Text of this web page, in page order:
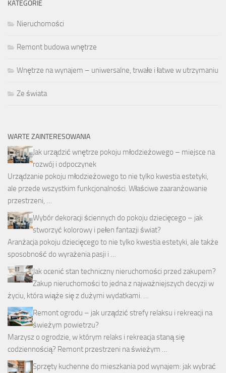
KATEGORIE
Nieruchomości
Remont budowa wnętrze
Wnętrze na wynajem – uniwersalne, trwałe i łatwe w utrzymaniu
Ze świata
WARTE ZAINTERESOWANIA
Jak urządzić wnętrze pokoju młodzieżowego – miejsce na
rozwój i odpoczynek
Urządzanie pokoju młodzieżowego to nie tylko kwestia estetyki,
ale przede wszystkim funkcjonalności. Właściwe zaaranżowanie
przestrzeni, …
Wybór dekoracji ściennych do pokoju dziecięcego – jak
stworzyć kolorowy i pełen fantazji świat?
Aranżacja pokoju dziecięcego to nie tylko kwestia estetyki, ale także
sposobność do wyrażenia pasji i …
Jak ocenić stan techniczny nieruchomości przed zakupem?
Zakup nieruchomości to jedna z najważniejszych decyzji w
życiu, która wiąże się z dużymi wydatkami. …
Remont ogrodu – jak urządzić strefy relaksu i rekreacji na
świeżym powietrzu?
Marzysz o ogrodzie, w którym relaks i rekreacja staną się
codziennością? Remont przestrzeni na świeżym …
Sprzęty kuchenne do mieszkania pod wynajem: jak wybrać